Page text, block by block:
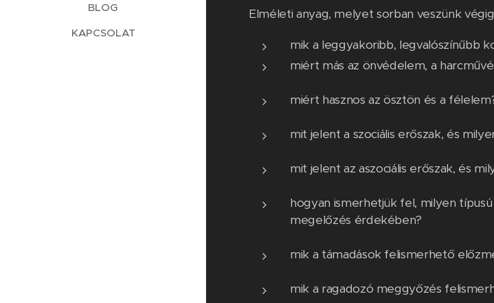
BLOG
KAPCSOLAT
Elméleti anyag, melyet sorban veszünk
mik a leggyakoribb, legvalószínűbb
miért más az önvédelem, a
miért hasznos az ösztön és a
mit jelent a szociális erőszak, és
mit jelent az aszociális erőszak, és
hogyan ismerhetjük fel, milyen
megelőzés érdekében?
mik a támadások felismerhető
mik a ragadozó meggyőzés